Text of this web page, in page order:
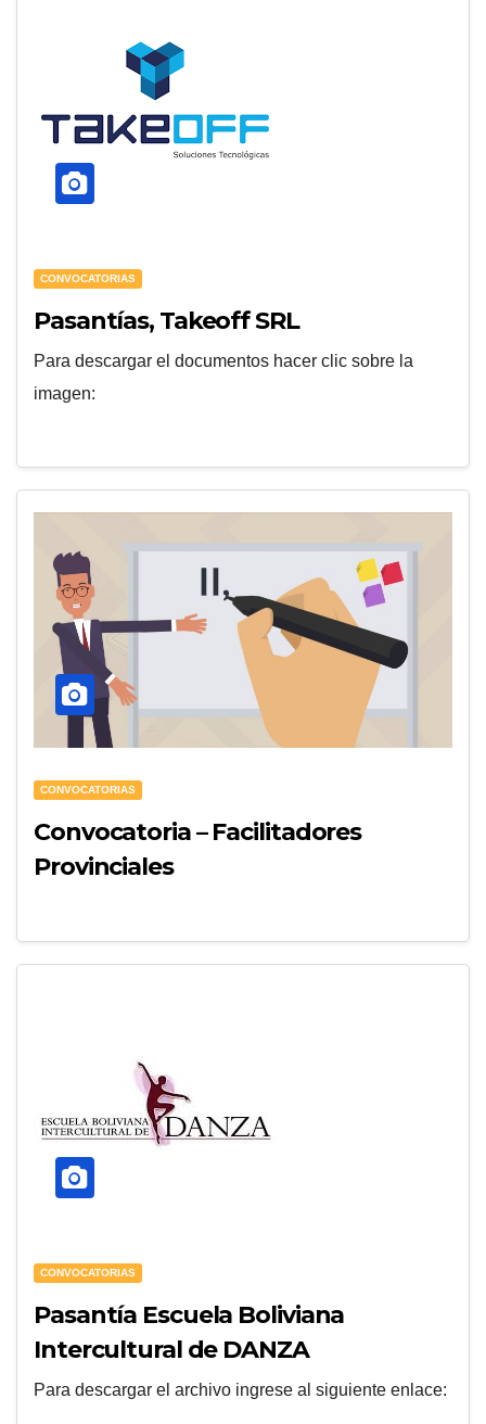
CONVOCATORIAS
Pasantías, Takeoff SRL
Para descargar el documentos hacer clic sobre la
imagen:
CONVOCATORIAS
Convocatoria – Facilitadores
Provinciales
CONVOCATORIAS
Pasantía Escuela Boliviana
Intercultural de DANZA
Para descargar el archivo ingrese al siguiente enlace: